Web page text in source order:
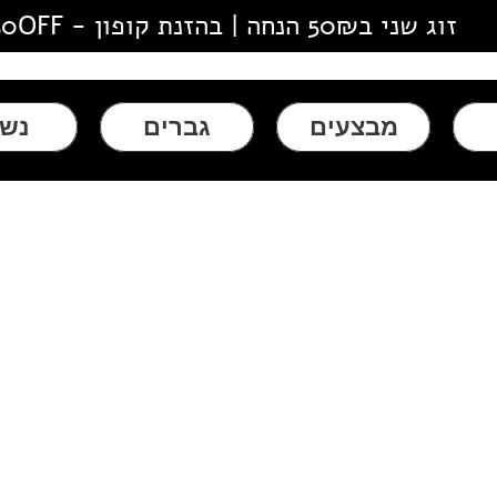
זוג שני ב50₪ הנחה | בהזנת קופון - 50OFF
מבצעים גברים